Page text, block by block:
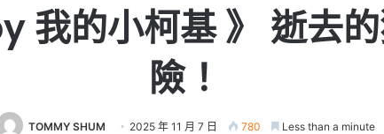
我的小柯基 》 逝去
險！
TOMMY SHUM 2025 年 11 月 7 日 780 Less than a minute